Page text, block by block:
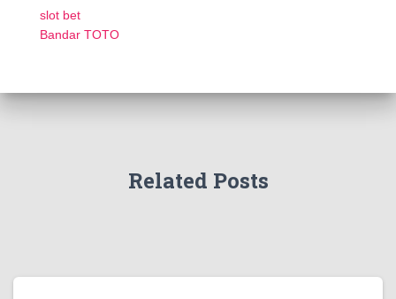
slot bet
Bandar TOTO
Related Posts